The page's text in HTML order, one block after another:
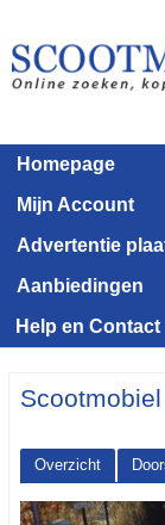
Homepage
Mijn Account
Advertentie
Aanbiedingen
Help en Contact
Overzicht